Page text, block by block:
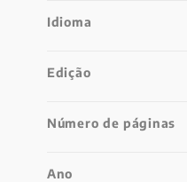
Idioma
Edição
Número de páginas
Ano